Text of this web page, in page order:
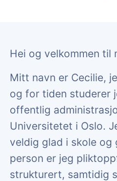
Hei og velkommen til
Mitt navn er Cecilie,
og for tiden studerer
offentlig
Universitetet i Oslo.
veldig glad i skole og
person er jeg
strukturert, samtidig